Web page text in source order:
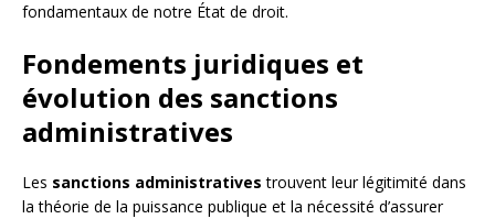
fondamentaux de notre État de droit.
Fondements juridiques et
évolution des sanctions
administratives
Les sanctions administratives trouvent leur légitimité dans
la théorie de la puissance publique et la nécessité d’assurer